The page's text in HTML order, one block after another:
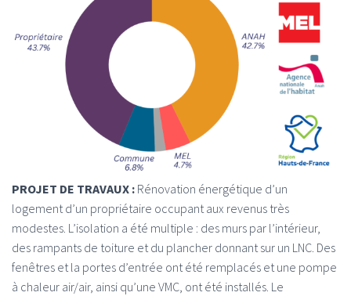
PROJET DE TRAVAUX : Rénovation énergétique d’un
logement d’un propriétaire occupant aux revenus très
modestes. L’isolation a été multiple : des murs par l’intérieur,
des rampants de toiture et du plancher donnant sur un LNC. Des
fenêtres et la portes d’entrée ont été remplacés et une pompe
à chaleur air/air, ainsi qu’une VMC, ont été installés. Le